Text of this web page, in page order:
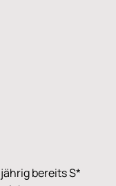
bereits S*